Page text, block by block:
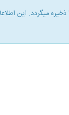
میگردد. این